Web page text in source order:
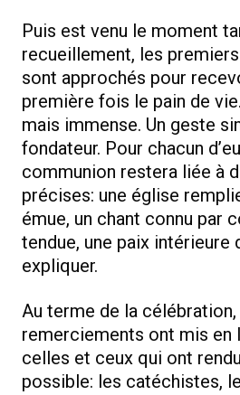
Puis est venu le moment
recueillement, les
sont approchés pour
première fois le pain de
mais immense. Un geste
fondateur. Pour chacun
communion restera liée à
précises: une église
émue, un chant connu par
tendue, une paix
expliquer.
Au terme de la
remerciements ont mis en
celles et ceux qui ont
possible: les catéchistes,